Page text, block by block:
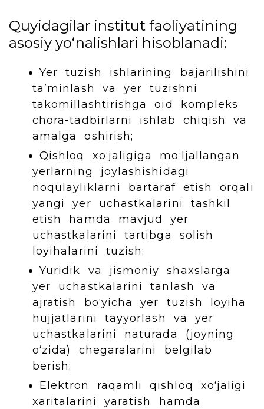
Quyidagilar institut faoliyatining
asosiy yo‘nalishlari hisoblanadi:
Yer tuzish ishlarining bajarilishini
ta’minlash va yer tuzishni
takomillashtirishga oid kompleks
chora-tadbirlarni ishlab chiqish va
amalga oshirish;
Qishloq xo‘jaligiga mo‘ljallangan
yerlarning joylashishidagi
noqulayliklarni bartaraf etish orqali
yangi yer uchastkalarini tashkil
etish hamda mavjud yer
uchastkalarini tartibga solish
loyihalarini tuzish;
Yuridik va jismoniy shaxslarga
yer uchastkalarini tanlash va
ajratish bo‘yicha yer tuzish loyiha
hujjatlarini tayyorlash va yer
uchastkalarini naturada (joyning
o‘zida) chegaralarini belgilab
berish;
Elektron raqamli qishloq xo‘jaligi
xaritalarini yaratish hamda